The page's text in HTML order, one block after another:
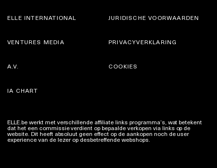
ELLE INTERNATIONAL
VENTURES MEDIA
JURIDISCHE VOORWAARDEN
PRIVACYVERKLARING
A.V.
IA CHART
COOKIES
ELLE.be werkt met verschillende affiliate links programma’s, wat betekent
dat het een commissie verdient op bepaalde verkopen via links op de
website. Dit heeft absoluut geen effect op de aankopen noch de user
experience van de lezer op desbetreffende webshops.